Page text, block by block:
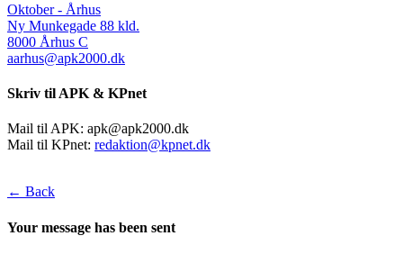
Oktober - Århus
Ny Munkegade 88 kld.
8000 Århus C
aarhus@apk2000.dk
Skriv til APK & KPnet
Mail til APK: apk@apk2000.dk
Mail til KPnet: redaktion@kpnet.dk
← Back
Your message has been sent